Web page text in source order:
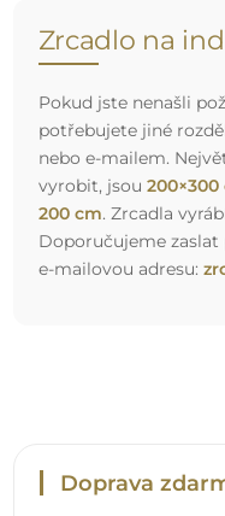
Nemusíte se starat o
objednané zrcadlo
rukou, a to úplně
parkem a vyškoleným
můžeme zaručit, že
bez dodatečných
velkých rozměrů,
Podívejte se, jak